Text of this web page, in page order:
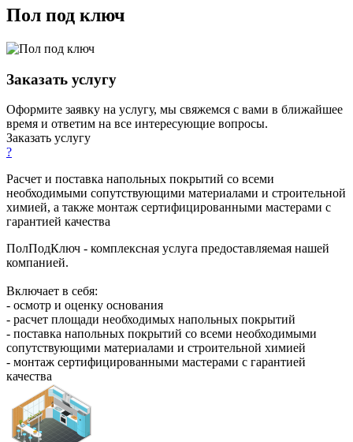
Пол под ключ
Заказать услугу
Оформите заявку на услугу, мы свяжемся с вами в ближайшее
время и ответим на все интересующие вопросы.
Заказать услугу
?
Расчет и поставка напольных покрытий со всеми
необходимыми сопутствующими материалами и строительной
химией, а также монтаж сертифицированными мастерами с
гарантией качества
ПолПодКлюч - комплексная услуга предоставляемая нашей
компанией.
Включает в себя:
- осмотр и оценку основания
- расчет площади необходимых напольных покрытий
- поставка напольных покрытий со всеми необходимыми
сопутствующими материалами и строительной химией
- монтаж сертифицированными мастерами с гарантией
качества